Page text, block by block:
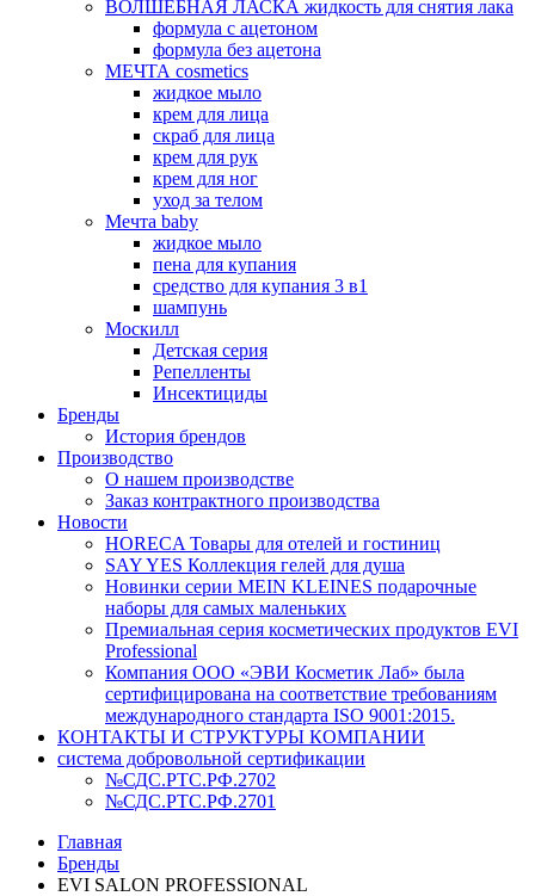
ВОЛШЕБНАЯ ЛАСКА жидкость для снятия лака
формула с ацетоном
формула без ацетона
МЕЧТА cosmetics
жидкое мыло
крем для лица
скраб для лица
крем для рук
крем для ног
уход за телом
Мечта baby
жидкое мыло
пена для купания
средство для купания 3 в1
шампунь
Москилл
Детская серия
Репелленты
Инсектициды
Бренды
История брендов
Производство
О нашем производстве
Заказ контрактного производства
Новости
HORECA Товары для отелей и гостиниц
SAY YES Коллекция гелей для душа
Новинки серии MEIN KLEINES подарочные
наборы для самых маленьких
Премиальная серия косметических продуктов EVI
Professional
Компания ООО «ЭВИ Косметик Лаб» была
сертифицирована на соответствие требованиям
международного стандарта ISO 9001:2015.
КОНТАКТЫ И СТРУКТУРЫ КОМПАНИИ
система добровольной сертификации
№СДС.РТС.РФ.2702
№СДС.РТС.РФ.2701
Главная
Бренды
EVI SALON PROFESSIONAL